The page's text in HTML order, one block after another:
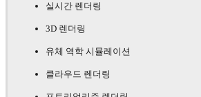
실시간 렌더링
3D 렌더링
유체 역학 시뮬레이션
클라우드 렌더링